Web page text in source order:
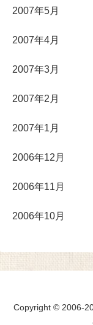
2007年5月
2007年4月
2007年3月
2007年2月
2007年1月
2006年12月
2006年11月
2006年10月
Copyright © 2006-